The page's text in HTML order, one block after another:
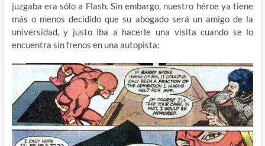
juzgaba era sólo a Flash. Sin embargo, nuestro héroe ya tiene
más o menos decidido que su abogado será un amigo de la
universidad, y justo iba a hacerle una visita cuando se lo
encuentra sin frenos en una autopista: